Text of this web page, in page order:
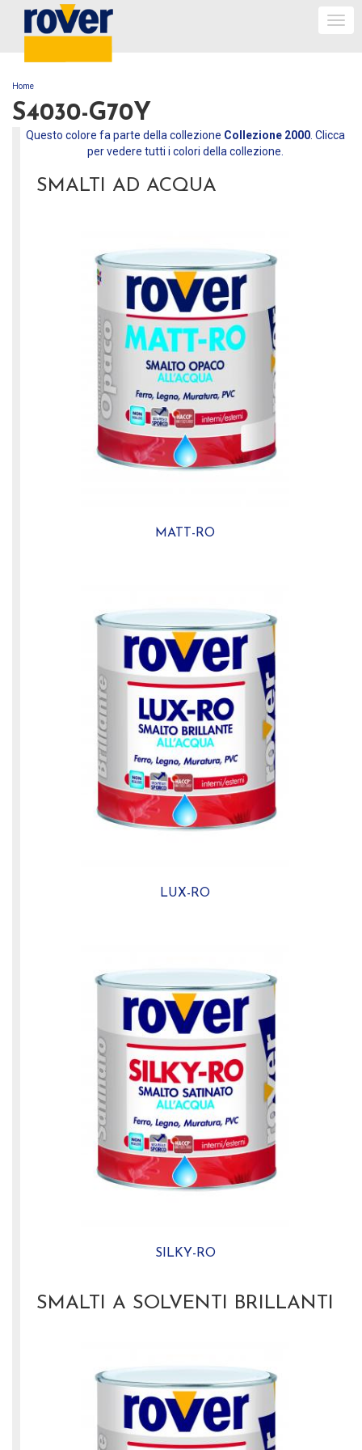
TU SEI QUI
Home
S4030-G70Y
Questo colore fa parte della collezione Collezione 2000. Clicca
per vedere tutti i colori della collezione.
SMALTI AD ACQUA
MATT-RO
LUX-RO
SILKY-RO
SMALTI A SOLVENTI BRILLANTI